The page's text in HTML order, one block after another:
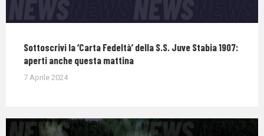
Sottoscrivi la ‘Carta Fedeltà’ della S.S. Juve Stabia 1907:
aperti anche questa mattina
7 Aprile 2024